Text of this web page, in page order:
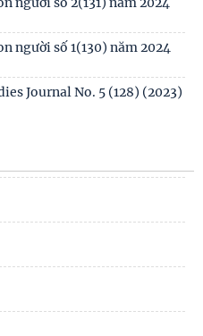
Journal No2 (131) 2024
người số 2(131) năm 2024
Journal No. 5 (128) (2023)
Gia đình